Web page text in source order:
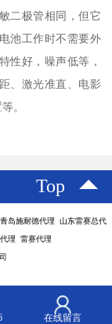
二极管相同，但它
池工作时不需要外
性好，噪声低等，
、激光准直、电影
。
Top
岛施耐德代理 山东雷赛总代
理 雷赛代理
在线留言